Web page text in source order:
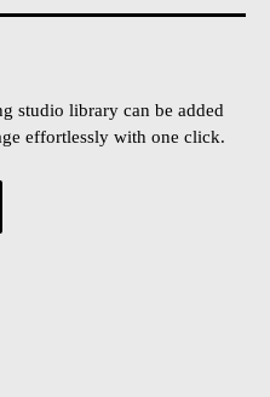
studio library can be added
effortlessly with one click.